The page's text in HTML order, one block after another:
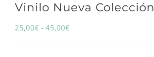
Vinilo Nueva Colección
25,00€ - 45,00€